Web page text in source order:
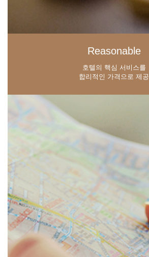
Reasonable
호텔의 핵심 서비스를
합리적인 가격으로 제공